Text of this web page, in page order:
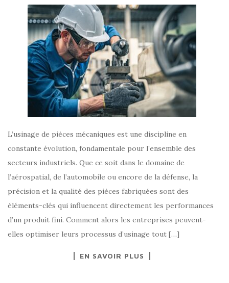
L’usinage de pièces mécaniques est une discipline en
constante évolution, fondamentale pour l’ensemble des
secteurs industriels. Que ce soit dans le domaine de
l’aérospatial, de l’automobile ou encore de la défense, la
précision et la qualité des pièces fabriquées sont des
éléments-clés qui influencent directement les performances
d’un produit fini. Comment alors les entreprises peuvent-
elles optimiser leurs processus d’usinage tout […]
EN SAVOIR PLUS